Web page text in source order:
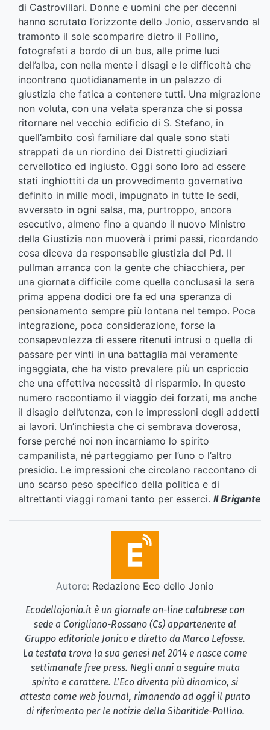
di Castrovillari. Donne e uomini che per decenni
hanno scrutato l’orizzonte dello Jonio, osservando al
tramonto il sole scomparire dietro il Pollino,
fotografati a bordo di un bus, alle prime luci
dell’alba, con nella mente i disagi e le difficoltà che
incontrano quotidianamente in un palazzo di
giustizia che fatica a contenere tutti. Una migrazione
non voluta, con una velata speranza che si possa
ritornare nel vecchio edificio di S. Stefano, in
quell’ambito così familiare dal quale sono stati
strappati da un riordino dei Distretti giudiziari
cervellotico ed ingiusto. Oggi sono loro ad essere
stati inghiottiti da un provvedimento governativo
definito in mille modi, impugnato in tutte le sedi,
avversato in ogni salsa, ma, purtroppo, ancora
esecutivo, almeno fino a quando il nuovo Ministro
della Giustizia non muoverà i primi passi, ricordando
cosa diceva da responsabile giustizia del Pd. Il
pullman arranca con la gente che chiacchiera, per
una giornata difficile come quella conclusasi la sera
prima appena dodici ore fa ed una speranza di
pensionamento sempre più lontana nel tempo. Poca
integrazione, poca considerazione, forse la
consapevolezza di essere ritenuti intrusi o quella di
passare per vinti in una battaglia mai veramente
ingaggiata, che ha visto prevalere più un capriccio
che una effettiva necessità di risparmio. In questo
numero raccontiamo il viaggio dei forzati, ma anche
il disagio dell’utenza, con le impressioni degli addetti
ai lavori. Un’inchiesta che ci sembrava doverosa,
forse perché noi non incarniamo lo spirito
campanilista, né parteggiamo per l’uno o l’altro
presidio. Le impressioni che circolano raccontano di
uno scarso peso specifico della politica e di
altrettanti viaggi romani tanto per esserci. Il Brigante
Autore: Redazione Eco dello Jonio
Ecodellojonio.it è un giornale on-line calabrese con
sede a Corigliano-Rossano (Cs) appartenente al
Gruppo editoriale Jonico e diretto da Marco Lefosse.
La testata trova la sua genesi nel 2014 e nasce come
settimanale free press. Negli anni a seguire muta
spirito e carattere. L’Eco diventa più dinamico, si
attesta come web journal, rimanendo ad oggi il punto
di riferimento per le notizie della Sibaritide-Pollino.